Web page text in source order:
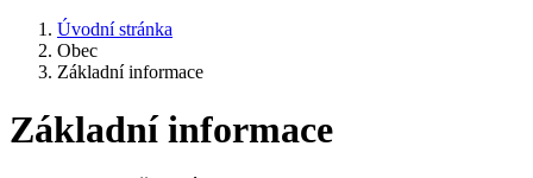
Úvodní stránka
Obec
Základní informace
Základní informace